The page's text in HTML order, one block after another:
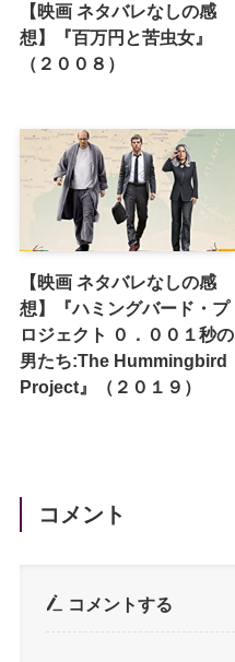
【映画 ネタバレなしの感
想】『百万円と苦虫女』
（２００８）
【映画 ネタバレなしの感
想】『ハミングバード・プ
ロジェクト ０．００１秒の
男たち:The Hummingbird
Project』（２０１９）
コメント
コメントする